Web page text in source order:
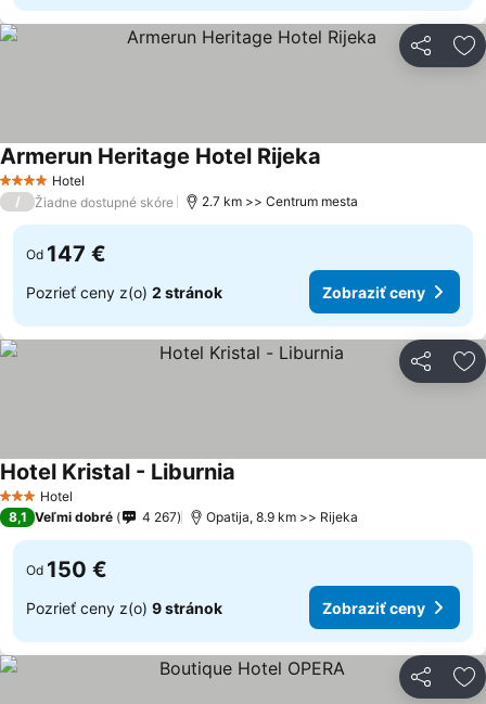
Zdieľať
4 Počet hviezdičiek
Hotel
Armerun Heritage Hotel Rijeka
/ Žiadne dostupné skóre 2.7 km >> Centrum mesta
Od 147 €
Pozrieť ceny z(o) 2 stránok Zobraziť ceny
Zdieľať
3 Počet hviezdičiek
Hotel
Hotel Kristal - Liburnia
8,1 Veľmi dobré 4 267 Opatija, 8.9 km >> Rijeka
Od 150 €
Pozrieť ceny z(o) 9 stránok Zobraziť ceny
Zdieľať